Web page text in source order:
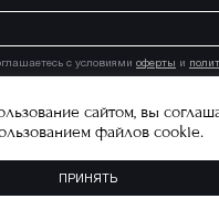
с условиями оферты и
сайтом, вы
файлов cookie.
ПРИНЯТЬ